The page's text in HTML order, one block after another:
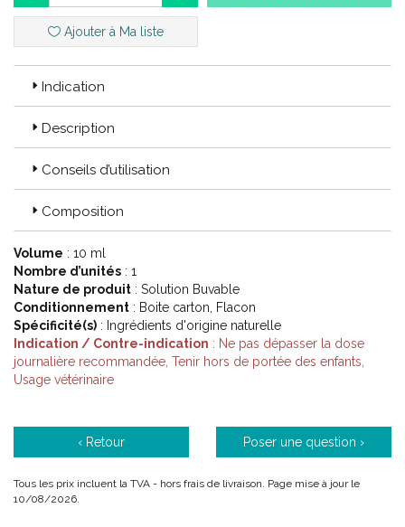
Ajouter à Ma liste
Indication
Description
Conseils d’utilisation
Composition
Volume : 10 ml
Nombre d’unités : 1
Nature de produit : Solution Buvable
Conditionnement : Boite carton, Flacon
Spécificité(s) : Ingrédients d'origine naturelle
Indication / Contre-indication : Ne pas dépasser la dose
journalière recommandée, Tenir hors de portée des enfants,
Usage vétérinaire
‹ Retour Poser une question ›
Tous les prix incluent la TVA - hors frais de livraison. Page mise à jour le
10/08/2026.